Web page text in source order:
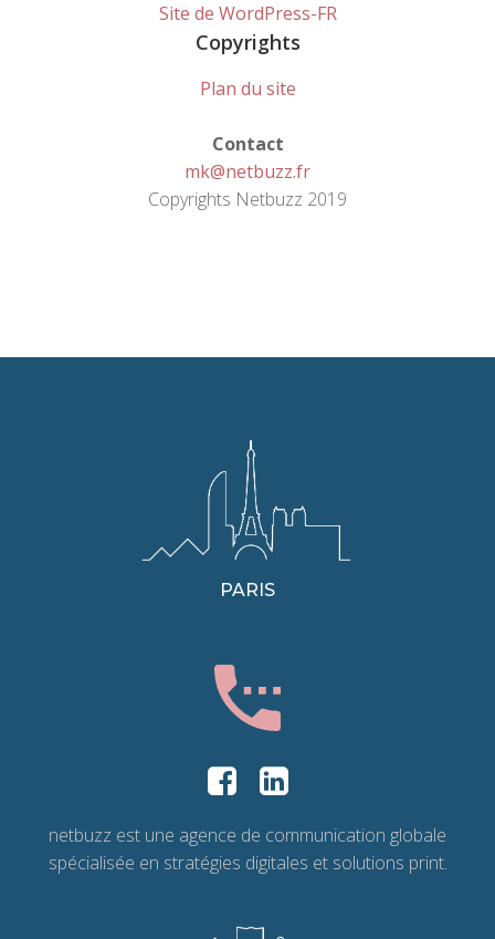
Site de WordPress-FR
Copyrights
Plan du site
Contact
mk@netbuzz.fr
Copyrights Netbuzz 2019
PARIS
netbuzz est une agence de communication globale
spécialisée en stratégies digitales et solutions print.